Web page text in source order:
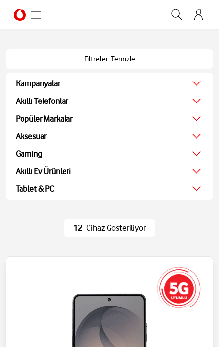
Filtreleri Temizle
Kampanyalar
Ağustos Kampanyası
Akıllı Telefonlar
Ekonomik
Ekran Koruyucu
Popüler Markalar
Apple
Xiaomi
JBL
Aksesuar
Kulaklıklar
Akıllı Saatler
Powerbank ve Şarj
Gaming
Oyun Konsolu
Oyuncu Kulaklıkları
Akıllı Ev Ürünleri
TV
Tablet & PC
12 Cihaz Gösteriliyor